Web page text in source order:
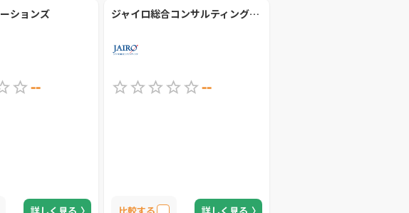
ジャンルの書籍を出版しており、実績
ションズ
--
詳しく見る
ジャイロ総合コンサルティング株式会社
--
比較する 詳しく見る